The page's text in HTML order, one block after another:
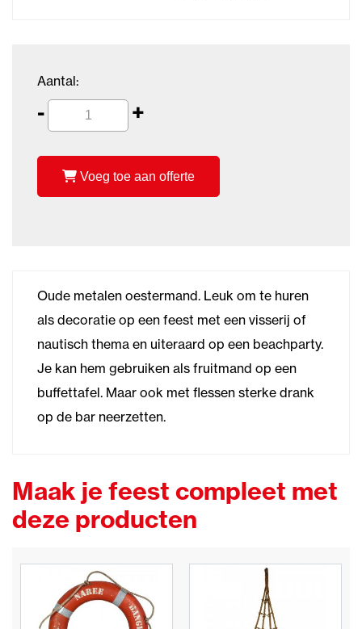
Aantal:
- +
Voeg toe aan offerte
Oude metalen oestermand. Leuk om te huren
als decoratie op een feest met een visserij of
nautisch thema en uiteraard op een beachparty.
Je kan hem gebruiken als fruitmand op een
buffettafel. Maar ook met flessen sterke drank
op de bar neerzetten.
Maak je feest compleet met
deze producten